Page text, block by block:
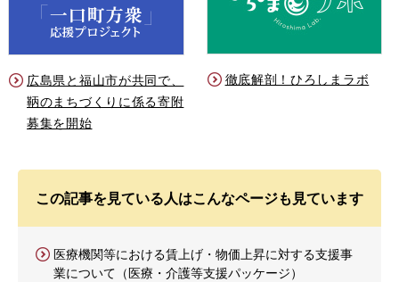
広島県と福山市が共同で、
鞆のまちづくりに係る寄附
募集を開始
徹底解剖！ひろしまラボ
この記事を見ている人はこんなページも見ています
医療機関等における賃上げ・物価上昇に対する支援事
業について（医療・介護等支援パッケージ）